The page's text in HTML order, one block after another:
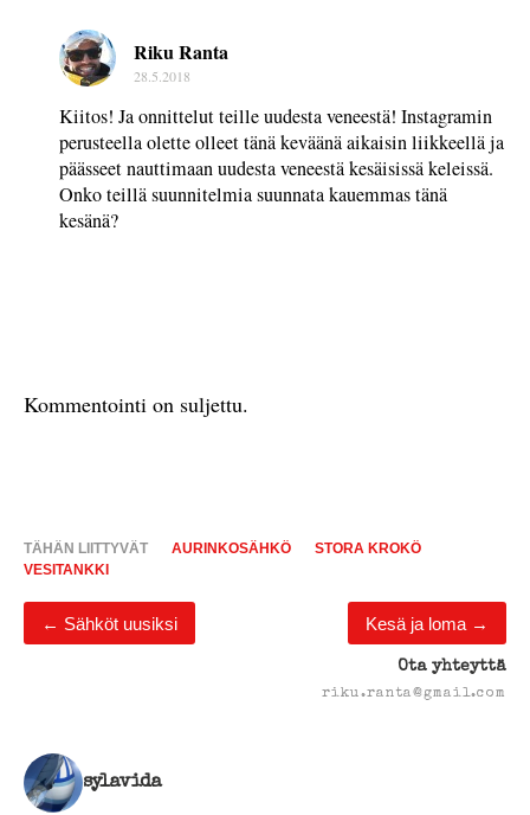
Riku Ranta
28.5.2018
Kiitos! Ja onnittelut teille uudesta veneestä! Instagramin
perusteella olette olleet tänä keväänä aikaisin liikkeellä ja
päässeet nauttimaan uudesta veneestä kesäisissä keleissä.
Onko teillä suunnitelmia suunnata kauemmas tänä
kesänä?
Kommentointi on suljettu.
TÄHÄN LIITTYVÄT AURINKOSÄHKÖ
STORA KROKÖ
VESITANKKI
← Sähköt uusiksi Kesä ja loma →
Ota yhteyttä
riku.ranta@gmail.com
sylavida